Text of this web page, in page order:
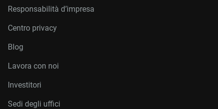
Responsabilità d’impresa
Centro privacy
Blog
Lavora con noi
Investitori
Sedi degli uffici